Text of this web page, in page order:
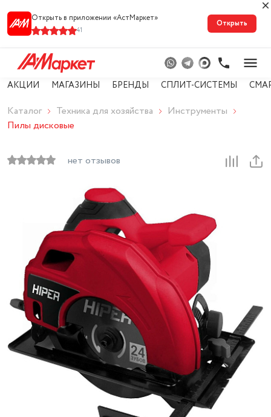
Открыть в приложении «АстМарке‪т‬»
41
Открыть
АКЦИИ МАГАЗИНЫ БРЕНДЫ СПЛИТ-СИСТЕМЫ
Каталог Техника для хозяйства
Инструменты
Пилы дисковые
нет отзывов